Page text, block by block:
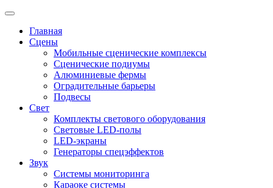
Главная
Сцены
Мобильные сценические комплексы
Сценические подиумы
Алюминиевые фермы
Оградительные барьеры
Подвесы
Свет
Комплекты светового оборудования
Световые LED-полы
LED-экраны
Генераторы спецэффектов
Звук
Системы мониторинга
Караоке системы